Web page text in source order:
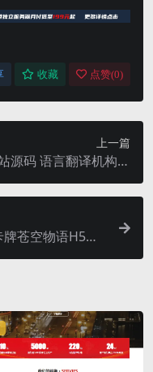
收藏 点赞(0)
上一篇
源码 语言翻译机构类
网站pbootcms模板
苍空物语H5后